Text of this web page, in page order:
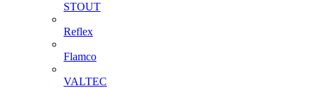
STOUT
Reflex
Flamco
VALTEC